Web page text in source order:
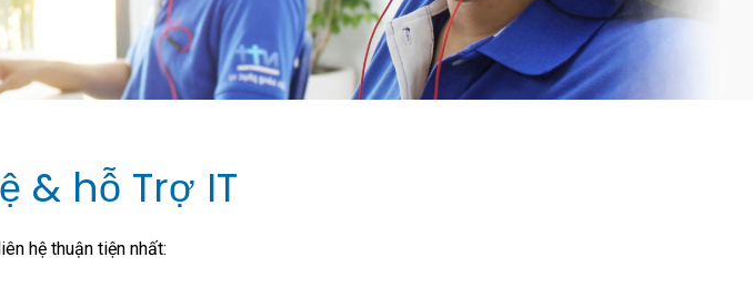
& hỗ Trợ IT
hệ thuận tiện nhất: